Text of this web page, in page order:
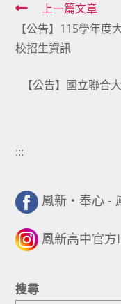
Read
more
articles
上一篇文章
【公告】115學年
校招生資訊
【公告】國立聯合
:::
鳳新・奉心 -
鳳新高中官
搜尋